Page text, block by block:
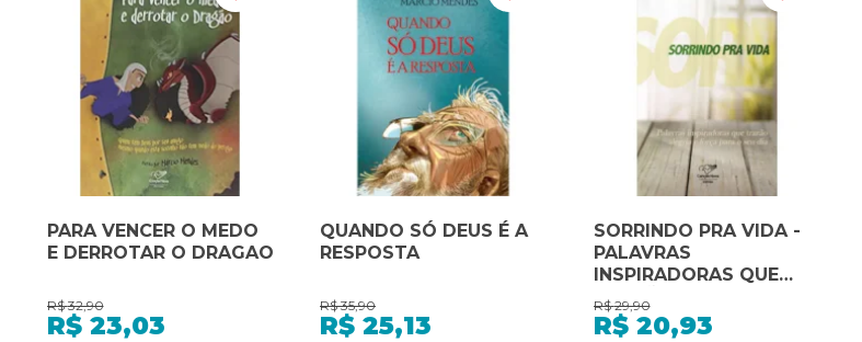
PARA VENCER O MEDO
E DERROTAR O DRAGAO
R$ 32,90
R$ 23,03
QUANDO SÓ DEUS É A
RESPOSTA
R$ 35,90
R$ 25,13
SORRINDO PRA VIDA -
PALAVRAS
INSPIRADORAS QUE
TRARÃO ALEGRIA E
FORÇA PARA O SEU DIA
R$ 29,90
R$ 20,93